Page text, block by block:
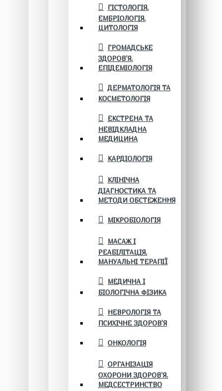
ГІСТОЛОГІЯ.
ЕМБРІОЛОГІЯ.
ЦИТОЛОГІЯ
ГРОМАДСЬКЕ
ЗДОРОВ’Я.
ЕПІДЕМІОЛОГІЯ
ДЕРМАТОЛОГІЯ ТА
КОСМЕТОЛОГІЯ
ЕКСТРЕНА ТА
НЕВІДКЛАДНА
МЕДИЦИНА
КАРДІОЛОГІЯ
КЛІНІЧНА
ДІАГНОСТИКА ТА
МЕТОДИ ОБСТЕЖЕННЯ
МІКРОБІОЛОГІЯ
МАСАЖ І
РЕАБІЛІТАЦІЯ.
МАНУАЛЬНІ ТЕРАПІЇ
МЕДИЧНА І
БІОЛОГІЧНА ФІЗИКА
НЕВРОЛОГІЯ ТА
ПСИХІЧНЕ ЗДОРОВ’Я
ОНКОЛОГІЯ
ОРГАНІЗАЦІЯ
ОХОРОНИ ЗДОРОВ'Я.
МЕДСЕСТРИНСТВО